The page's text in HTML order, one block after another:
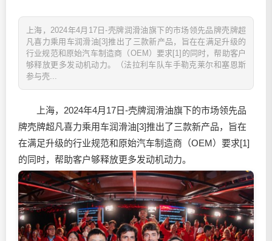
上海，2024年4月17日-壳牌润滑油旗下的市场领先品牌壳牌超
凡喜力乘用车润滑油[3]推出了三款新产品，旨在在满足升级的
行业规范和原始汽车制造商（OEM）要求[1]的同时，帮助客户
够释放更多发动机动力。（法拉利车队车手勒克莱尔和塞恩斯
参与壳...
上海，2024年4月17日-壳牌润滑油旗下的市场领先品
牌壳牌超凡喜力乘用车润滑油[3]推出了三款新产品，旨在
在满足升级的行业规范和原始汽车制造商（OEM）要求[1]
的同时，帮助客户够释放更多发动机动力。